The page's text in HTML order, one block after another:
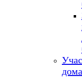
дома